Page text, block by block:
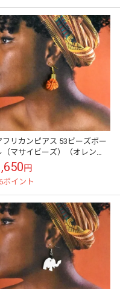
フリカンピアス 53ビーズボー
（マサイビーズ）（オレン
）現地職人の手しごと
円
ポイント